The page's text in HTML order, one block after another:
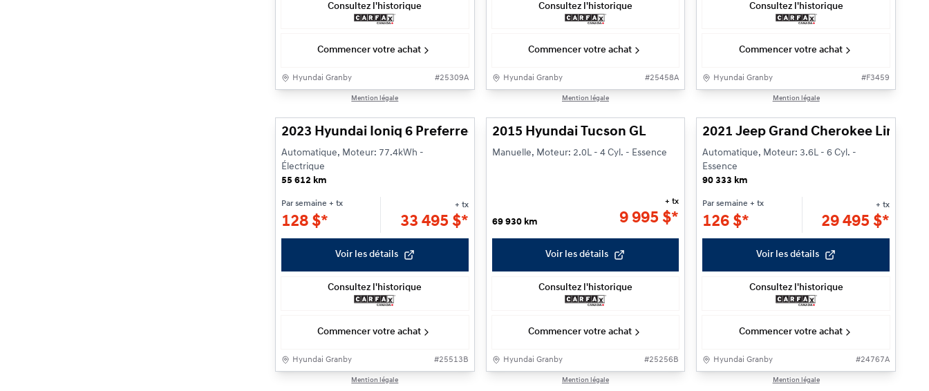
Consultez l'historique
Commencer votre achat
Hyundai Granby #25309A
Mention légale
Consultez l'historique
Commencer votre achat
Hyundai Granby #25458A
Mention légale
Consultez l'historique
Commencer votre achat
Hyundai Granby #F3459
Mention légale
2023 Hyundai Ioniq 6 Preferred
Automatique, Moteur: 77.4kWh -
Électrique
55 612 km
Par semaine + tx
128 $*
+ tx
33 495 $*
Voir les détails
Consultez l'historique
Commencer votre achat
Hyundai Granby #25513B
Mention légale
2015 Hyundai Tucson GL
Manuelle, Moteur: 2.0L - 4 Cyl. - Essence
69 930 km 9 995$*
+ tx
Voir les détails
Consultez l'historique
Commencer votre achat
Hyundai Granby #25256B
Mention légale
2021 Jeep Grand Cherokee Limited
Automatique, Moteur: 3.6L - 6 Cyl. -
Essence
90 333 km
Par semaine + tx
126$*
+ tx
29 495 $*
Voir les détails
Consultez l'historique
Commencer votre achat
Hyundai Granby #24767A
Mention légale